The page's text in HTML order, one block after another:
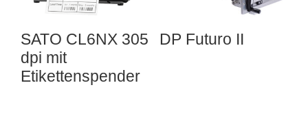
SATO CL6NX 305
dpi mit
Etikettenspender
DP Futuro II